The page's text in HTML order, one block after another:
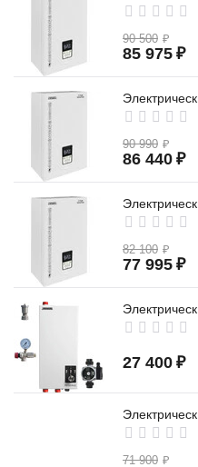
90 500 ₽
85 975 ₽
90 990 ₽
86 440 ₽
82 100 ₽
77 995 ₽
27 400 ₽
71 900 ₽